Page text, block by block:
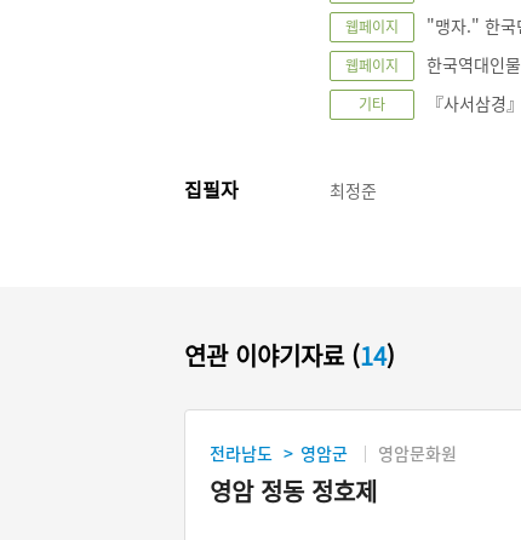
웹페이지 "맹자." 한국
웹페이지 한국역대인
기타 『사서삼경』
집필자 최정준
연관 이야기자료 (14)
전라남도 > 영암군 영암문화원
영암 정동 정호제